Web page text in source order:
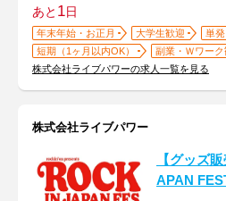
あと 1日
年末年始・お正月 大学生歓迎
単発
短期（1ヶ月以内OK）
副業・Ｗワーク
株式会社ライブパワーの求人一覧を見る
株式会社ライブパワー
【グッズ
APAN